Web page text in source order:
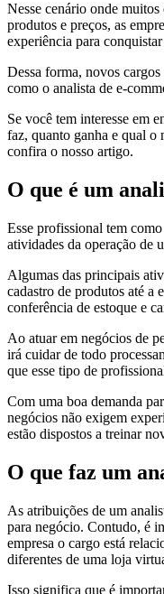
Nesse cenário onde
produtos e preços, as
experiência para
Dessa forma, novos cargos
como o analista de e-
Se você tem interesse em
faz, quanto ganha e qual o
confira o nosso artigo.
O que é um
Esse profissional tem
atividades da operação de
Algumas das principais
cadastro de produtos até a
conferência de estoque e
Ao atuar em negócios de
irá cuidar de todo
que esse tipo de
Com uma boa demanda
negócios não exigem
estão dispostos a treinar
O que faz um
As atribuições de um
para negócio. Contudo, é
empresa o cargo está
diferentes de uma loja
Isso significa que é